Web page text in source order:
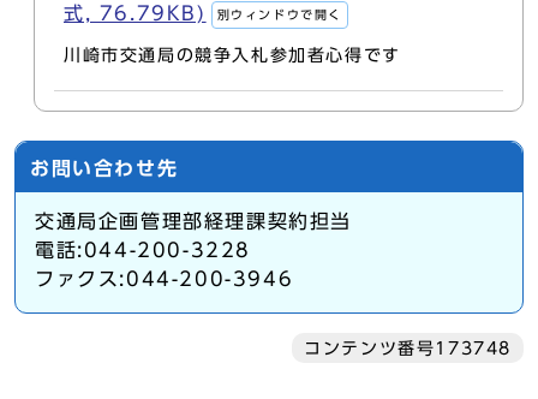
式, 76.79KB)
別ウィンドウで開く
川崎市交通局の競争入札参加者心得です
お問い合わせ先
交通局企画管理部経理課契約担当
電話:044-200-3228
ファクス:044-200-3946
コンテンツ番号173748